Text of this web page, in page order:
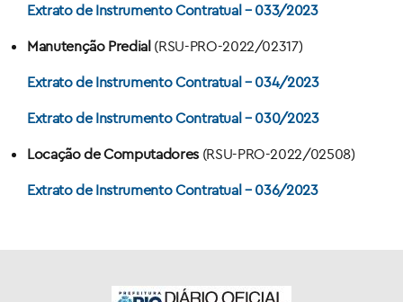
Extrato de Instrumento Contratual – 033/2023
Manutenção Predial (RSU-PRO-2022/02317)
Extrato de Instrumento Contratual – 034/2023
Extrato de Instrumento Contratual – 030/2023
Locação de Computadores(RSU-PRO-2022/02508)
Extrato de Instrumento Contratual – 036/2023